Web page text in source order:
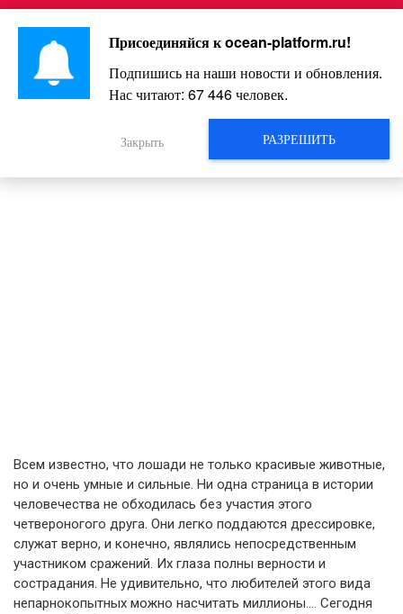
Перейти
контенту
Интересно и весело!
20 самых красивых и редких вида
скакунов!
Всем известно, что лошади не только красивые животные,
но и очень умные и сильные. Ни одна страница в истории
человечества не обходилась без участия этого
четвероногого друга. Они легко поддаются дрессировке,
служат верно, и конечно, являлись непосредственным
участником сражений. Их глаза полны верности и
сострадания. Не удивительно, что любителей этого вида
непарнокопытных можно насчитать миллионы…. Сегодня
Присоединяйся кocean-platform.ru!
Подпишись на наши новости и обновления.
Нас читают: 67 449человек.
РАЗРЕШИТЬ
Закрыть